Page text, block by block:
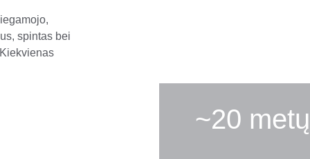
spintas bei
~20 metų